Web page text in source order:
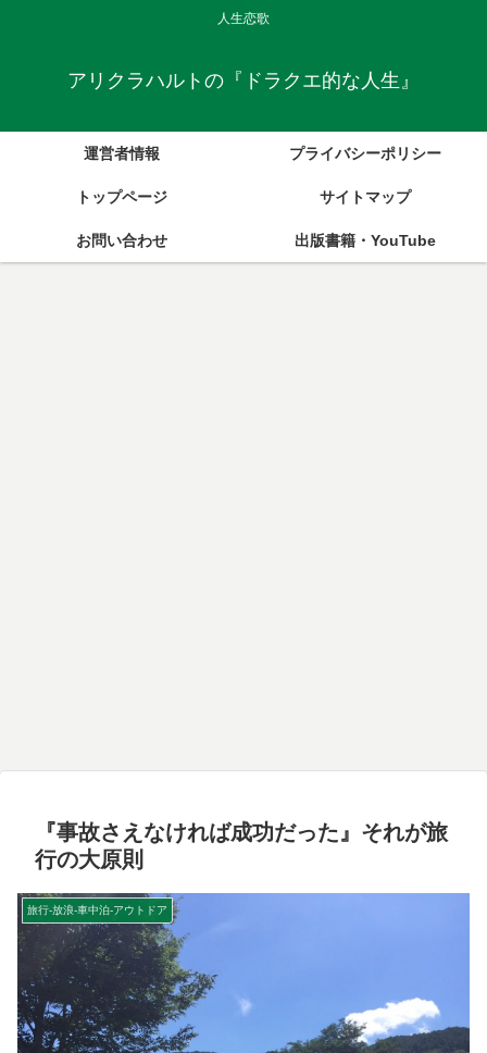
人生恋歌
アリクラハルトの『ドラクエ的な人生』
運営者情報 プライバシーポリシー
トップページ サイトマップ
お問い合わせ 出版書籍・YouTube
『事故さえなければ成功だった』それが旅
行の大原則
旅行-放浪-車中泊-アウトドア